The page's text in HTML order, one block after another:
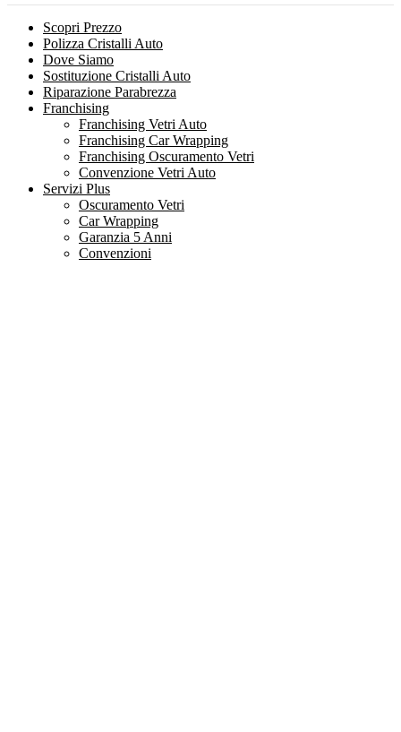
Scopri Prezzo
Polizza Cristalli Auto
Dove Siamo
Sostituzione Cristalli Auto
Riparazione Parabrezza
Franchising
Franchising Vetri Auto
Franchising Car Wrapping
Franchising Oscuramento Vetri
Convenzione Vetri Auto
Servizi Plus
Oscuramento Vetri
Car Wrapping
Garanzia 5 Anni
Convenzioni